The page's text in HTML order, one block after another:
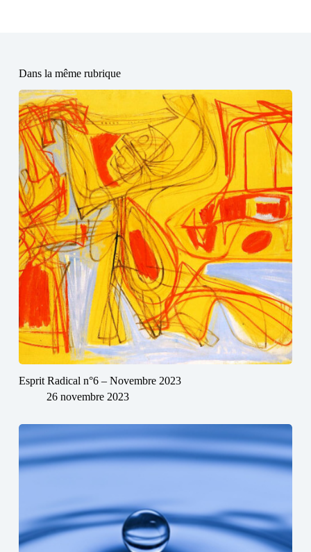
Dans la même rubrique
Esprit Radical n°6 – Novembre 2023
26 novembre 2023